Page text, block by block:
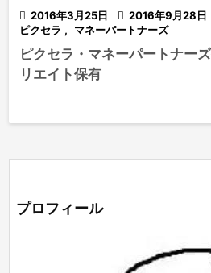
 2016年3月25日  2016年9月28日
ピクセラ , マネーパートナーズ
ピクセラ・マネーパートナー
リエイト保有
プロフィール